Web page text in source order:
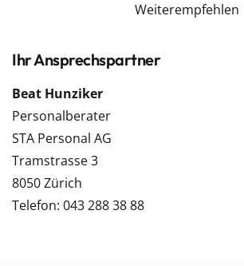
Weiterempfehlen
Ihr Ansprechspartner
Beat Hunziker
Personalberater
STA Personal AG
Tramstrasse 3
8050 Zürich
Telefon: 043 288 38 88